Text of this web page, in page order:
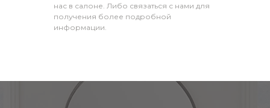
нас в салоне. Либо связаться с нами для
получения более подробной
информации.